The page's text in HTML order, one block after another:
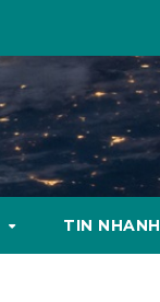
TIN NHANH